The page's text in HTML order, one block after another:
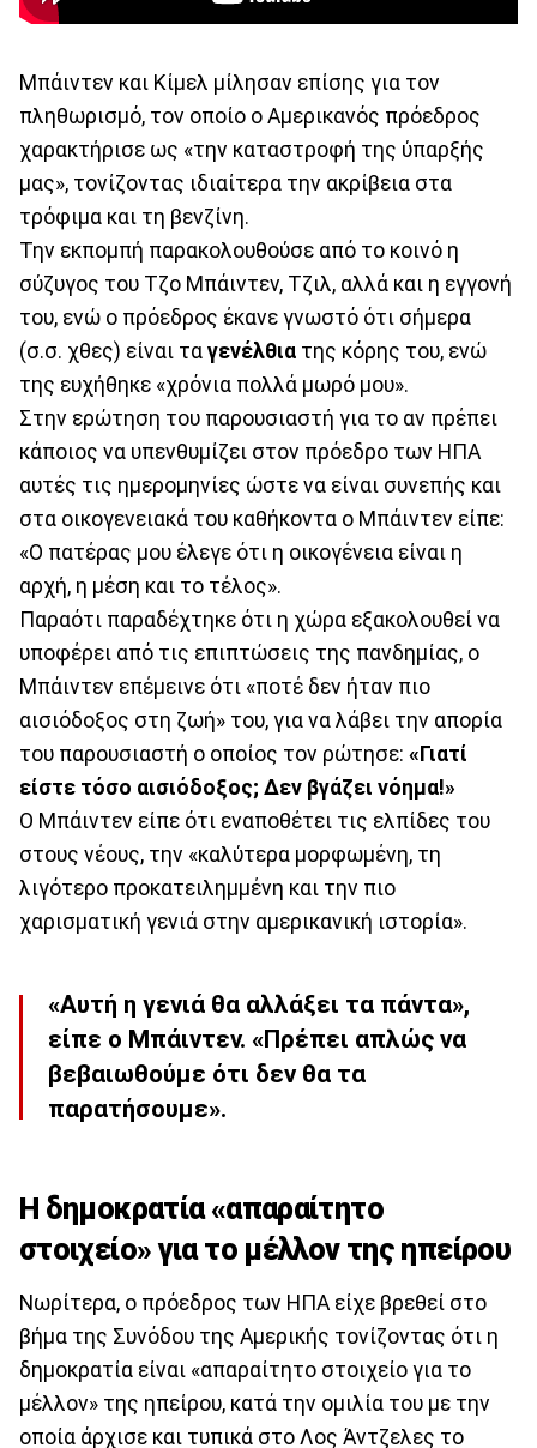
Μπάιντεν και Κίμελ μίλησαν επίσης για τον
πληθωρισμό, τον οποίο ο Αμερικανός πρόεδρος
χαρακτήρισε ως «την καταστροφή της ύπαρξής
μας», τονίζοντας ιδιαίτερα την ακρίβεια στα
τρόφιμα και τη βενζίνη.
Την εκπομπή παρακολουθούσε από το κοινό η
σύζυγος του Τζο Μπάιντεν, Τζιλ, αλλά και η εγγονή
του, ενώ ο πρόεδρος έκανε γνωστό ότι σήμερα
(σ.σ. χθες) είναι τα γενέλθια της κόρης του, ενώ
της ευχήθηκε «χρόνια πολλά μωρό μου».
Στην ερώτηση του παρουσιαστή για το αν πρέπει
κάποιος να υπενθυμίζει στον πρόεδρο των ΗΠΑ
αυτές τις ημερομηνίες ώστε να είναι συνεπής και
στα οικογενειακά του καθήκοντα ο Μπάιντεν είπε:
«Ο πατέρας μου έλεγε ότι η οικογένεια είναι η
αρχή, η μέση και το τέλος».
Παραότι παραδέχτηκε ότι η χώρα εξακολουθεί να
υποφέρει από τις επιπτώσεις της πανδημίας, ο
Μπάιντεν επέμεινε ότι «ποτέ δεν ήταν πιο
αισιόδοξος στη ζωή» του, για να λάβει την απορία
του παρουσιαστή ο οποίος τον ρώτησε: «Γιατί
είστε τόσο αισιόδοξος; Δεν βγάζει νόημα!»
Ο Μπάιντεν είπε ότι εναποθέτει τις ελπίδες του
στους νέους, την «καλύτερα μορφωμένη, τη
λιγότερο προκατειλημμένη και την πιο
χαρισματική γενιά στην αμερικανική ιστορία».
«Αυτή η γενιά θα αλλάξει τα πάντα»,
είπε ο Μπάιντεν. «Πρέπει απλώς να
βεβαιωθούμε ότι δεν θα τα
παρατήσουμε».
Η δημοκρατία «απαραίτητο
στοιχείο» για το μέλλον της ηπείρου
Νωρίτερα, ο πρόεδρος των ΗΠΑ είχε βρεθεί στο
βήμα της Συνόδου της Αμερικής τονίζοντας ότι η
δημοκρατία είναι «απαραίτητο στοιχείο για το
μέλλον» της ηπείρου, κατά την ομιλία του με την
οποία άρχισε και τυπικά στο Λος Άντζελες το